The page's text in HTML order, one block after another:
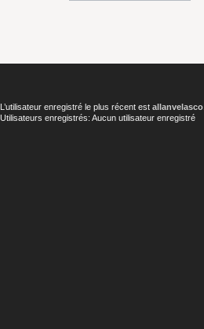
L’utilisateur enregistré le plus récent est allanvelasco
Utilisateurs enregistrés: Aucun utilisateur enregistré